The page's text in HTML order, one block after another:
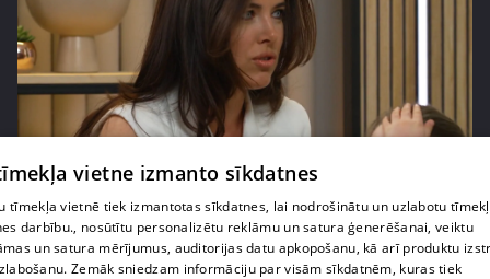
Zvanīt vai gaidīt zvanu? Dita Grauda par saziņas
etiķeti starp paaudzēm
17. epizode
vietne izmanto sīkdatnes
tīmekļa vietnē tiek izmantotas sīkdatnes, lai nodrošinātu un uzlabotu
darbību., nosūtītu personalizētu reklāmu un satura ģenerēšanai, veiktu
un satura mērījumus, auditorijas datu apkopošanu, kā arī produktu
Zemāk sniedzam informāciju par visām sīkdatnēm, kuras tiek